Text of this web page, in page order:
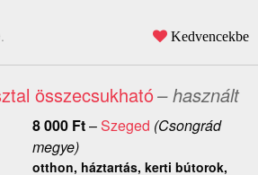
Kedvencekbe
összecsukható– használt
8 000 Ft–Szeged (Csongrád
megye)
otthon, háztartás, kerti bútorok,